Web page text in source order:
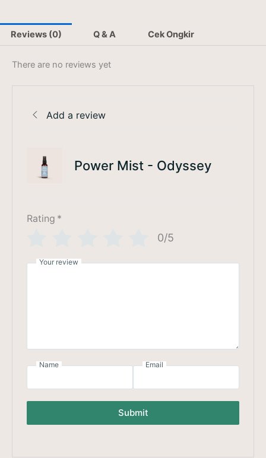
Reviews (0) Q & A Cek Ongkir
There are no reviews yet
Add a review
Power Mist - Odyssey
Rating *
0/5
Your review
Name Email
Submit